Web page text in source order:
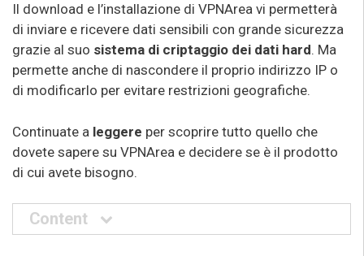
Il download e l’installazione di VPNArea vi permetterà
di inviare e ricevere dati sensibili con grande sicurezza
grazie al suo sistema di criptaggio dei dati hard. Ma
permette anche di nascondere il proprio indirizzo IP o
di modificarlo per evitare restrizioni geografiche.
Continuate a leggere per scoprire tutto quello che
dovete sapere su VPNArea e decidere se è il prodotto
di cui avete bisogno.
Content